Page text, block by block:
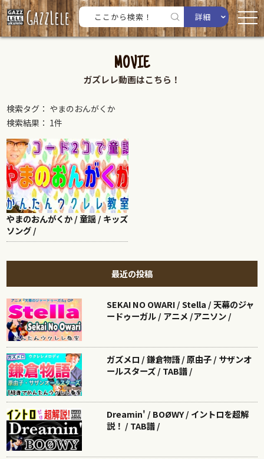
詳細
MOVIE
ガズレレ動画はこちら！
検索タグ： やまのおんがくか
検索結果： 1件
やまのおんがくか / 童謡 / キッズ
ソング /
最近の投稿
SEKAI NO OWARI / Stella / 天幕のジャ
ードゥーガル / アニメ /アニソン /
ガズメロ / 鎌倉物語 / 原由子 / サザンオ
ールスターズ / TAB譜 /
Dreamin' / BOØWY / イントロを超解
説！ / TAB譜 /